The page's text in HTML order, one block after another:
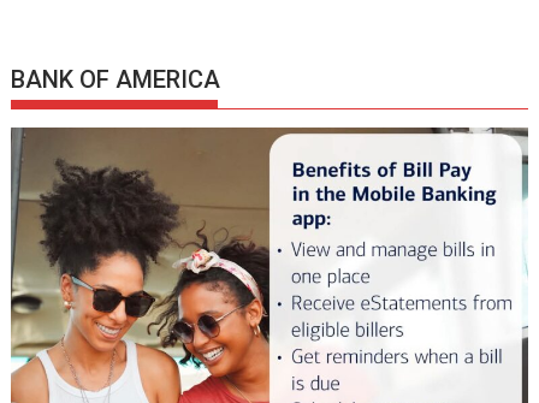
BANK OF AMERICA